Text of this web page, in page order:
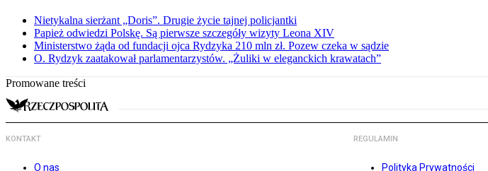
Nietykalna sierżant „Doris”. Drugie życie tajnej policjantki
Papież odwiedzi Polskę. Są pierwsze szczegóły wizyty Leona XIV
Ministerstwo żąda od fundacji ojca Rydzyka 210 mln zł. Pozew czeka w sądzie
O. Rydzyk zaatakował parlamentarzystów. „Żuliki w eleganckich krawatach”
Promowane treści
KONTAKT
O nas
REGULAMIN
Polityka Prywatności